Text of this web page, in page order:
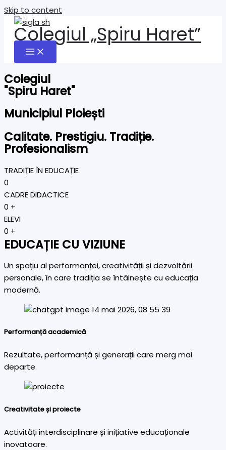
Skip to content
Colegiul „Spiru Haret”
Colegiul
"Spiru Haret"
Municipiul Ploiești
Calitate. Prestigiu. Tradiție.
Profesionalism
TRADIȚIE ÎN EDUCAȚIE
0
CADRE DIDACTICE
0 +
ELEVI
0 +
EDUCAȚIE CU VIZIUNE
Un spațiu al performanței, creativității și dezvoltării
personale, în care tradiția se întâlnește cu educația
modernă.
Performanță academică
Rezultate, performanță și generații care merg mai
departe.
Creativitate și proiecte
Activități interdisciplinare și inițiative educaționale
inovatoare.